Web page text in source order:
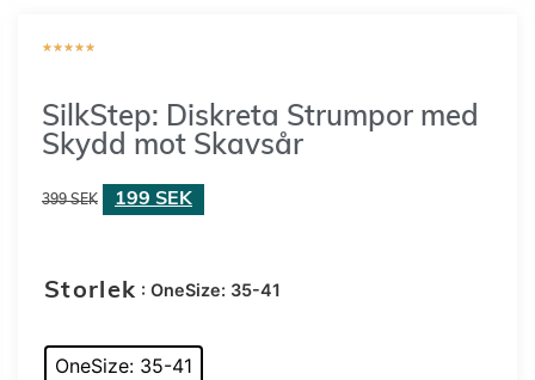
★★★★★
SilkStep: Diskreta Strumpor med
Skydd mot Skavsår
399SEK 199 SEK
Storlek : OneSize: 35-41
OneSize: 35-41